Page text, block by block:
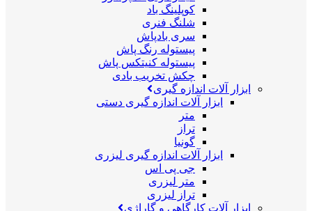
کوپلینگ باد
شلنگ فنری
سری بادپاش
پیستوله رنگ پاش
پیستوله کنیتکس پاش
چکش تخریب بادی
ابزار آلات اندازه گیری
ابزار آلات اندازه گیری دستی
متر
تراز
گونیا
ابزار آلات اندازه گیری لیزری
جی پی اس
متر لیزری
تراز لیزری
ابزار آلات کارگاهی و گاراژی